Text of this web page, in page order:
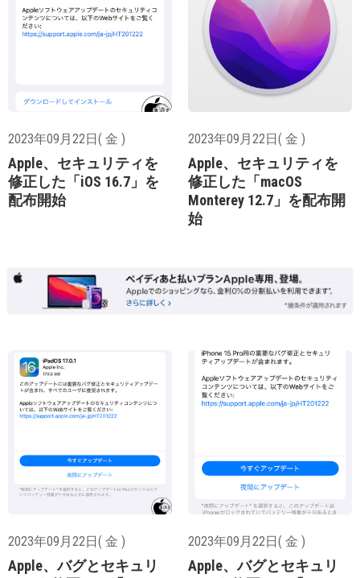
2023年09月22日( 金 )
Apple、セキュリティを
修正した「iOS 16.7」を
配布開始
2023年09月22日( 金 )
Apple、セキュリティを
修正した「macOS
Monterey 12.7」を配布開
始
2023年09月22日( 金 )
Apple、バグとセキュリ
2023年09月22日( 金 )
Apple、バグとセキュリ